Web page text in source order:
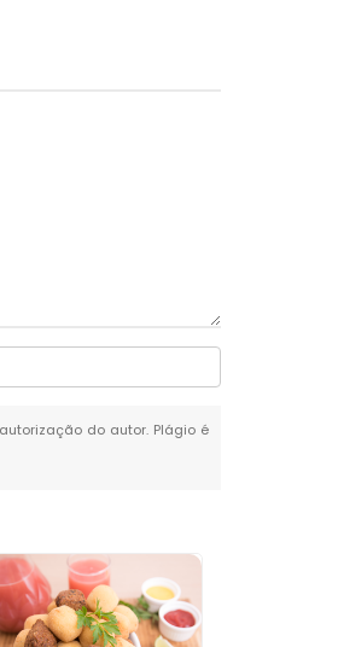
do autor. Plágio é